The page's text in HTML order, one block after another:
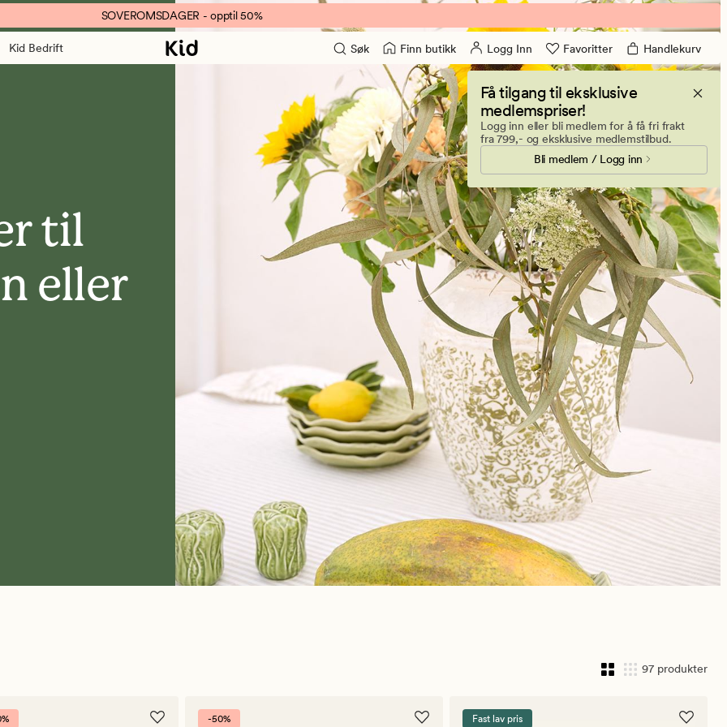
SOVEROMSDAGER - opptil 50%
Kid Bedrift Søk Finn butikk Logg Inn Favoritter Handlekurv
Få tilgang til eksklusive
medlemspriser!
Logg inn eller bli medlem for å få fri frakt
fra 799,- og eksklusive medlemstilbud.
Bli medlem / Logg inn
til
eller
97 produkter
-50% Fast lav pris